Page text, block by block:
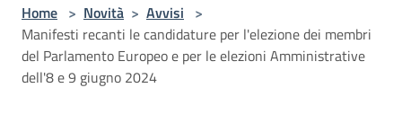
Home > Novità > Avvisi >
Manifesti recanti le candidature per l'elezione dei membri
del Parlamento Europeo e per le elezioni Amministrative
dell'8 e 9 giugno 2024